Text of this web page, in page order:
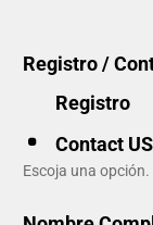
Registro /
Registro
Contact US
Escoja una opción.